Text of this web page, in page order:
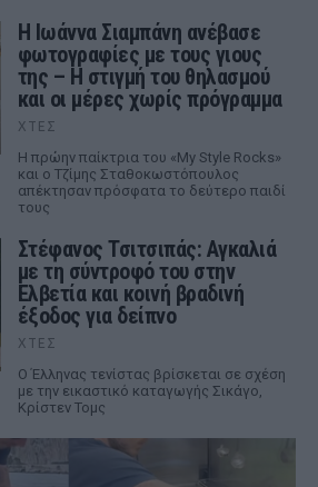
H Ιωάννα Σιαμπάνη ανέβασε
φωτογραφίες με τους γιους
της – Η στιγμή του θηλασμού
και οι μέρες χωρίς πρόγραμμα
ΧΤΕΣ
Η πρώην παίκτρια του «My Style Rocks»
και ο Τζίμης Σταθοκωστόπουλος
απέκτησαν πρόσφατα το δεύτερο παιδί
τους
Στέφανος Τσιτσιπάς: Αγκαλιά
με τη σύντροφό του στην
Ελβετία και κοινή βραδινή
έξοδος για δείπνο
ΧΤΕΣ
Ο Έλληνας τενίστας βρίσκεται σε σχέση
με την εικαστικό καταγωγής Σικάγο,
Κρίστεν Τομς